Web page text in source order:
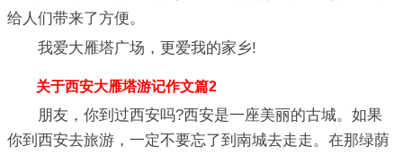
给人们带来了方便。
我爱大雁塔广场，更爱我的家乡!
关于西安大雁塔游记作文篇2
朋友，你到过西安吗?西安是一座美丽的古城。如果
你到西安去旅游，一定不要忘了到南城去走走。在那绿荫